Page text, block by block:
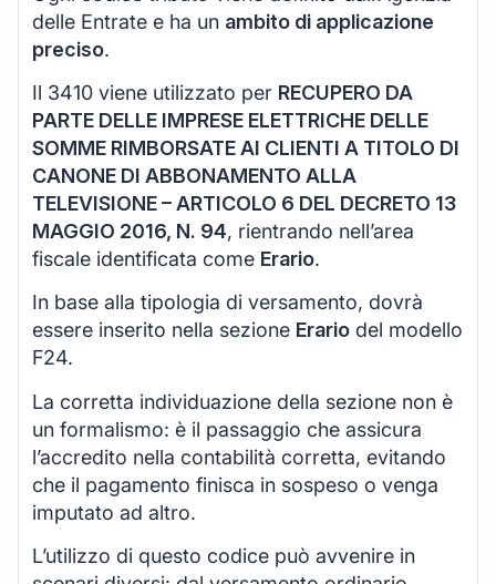
delle Entrate e ha un ambito di applicazione
preciso.
Il 3410 viene utilizzato per RECUPERO DA
PARTE DELLE IMPRESE ELETTRICHE DELLE
SOMME RIMBORSATE AI CLIENTI A TITOLO DI
CANONE DI ABBONAMENTO ALLA
TELEVISIONE – ARTICOLO 6 DEL DECRETO 13
MAGGIO 2016, N. 94, rientrando nell’area
fiscale identificata come Erario.
In base alla tipologia di versamento, dovrà
essere inserito nella sezione Erario del modello
F24.
La corretta individuazione della sezione non è
un formalismo: è il passaggio che assicura
l’accredito nella contabilità corretta, evitando
che il pagamento finisca in sospeso o venga
imputato ad altro.
L’utilizzo di questo codice può avvenire in